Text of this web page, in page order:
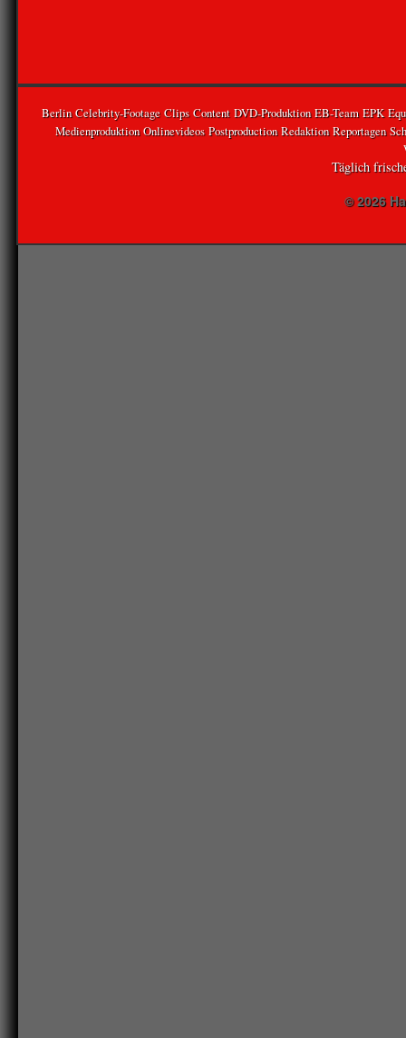
Berlin Celebrity-Footage Clips Content DVD-Produktion EB-Team EPK
Medienproduktion Onlinevideos Postproduction Redaktion Reportagen
Täglich
© 2026